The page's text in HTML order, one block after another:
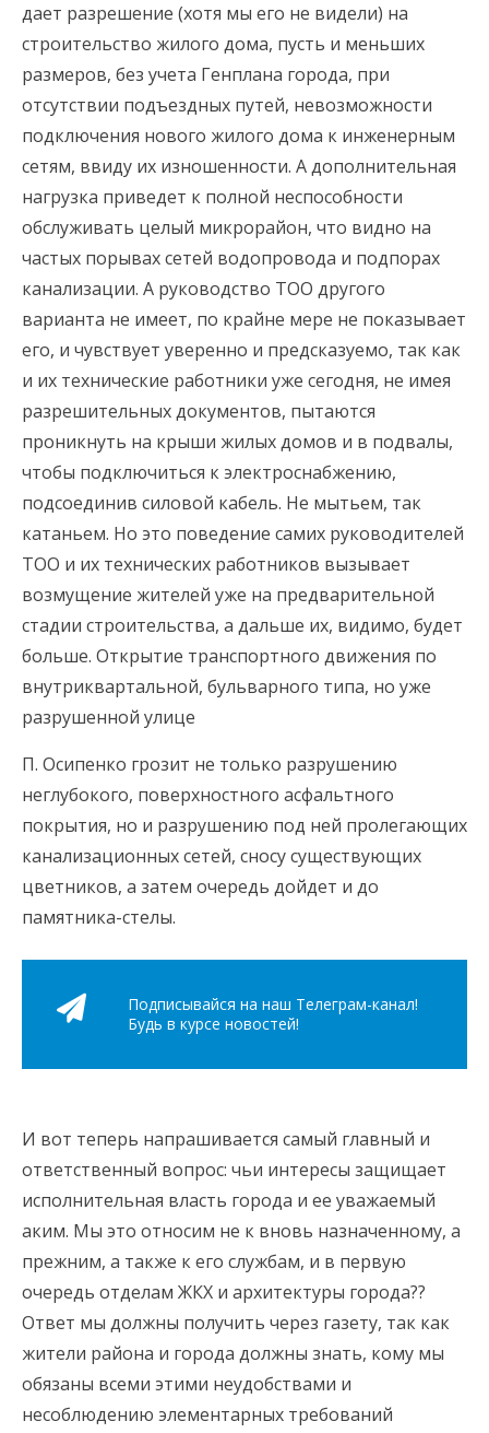
дает разрешение (хотя мы его не видели) на
строительство жилого дома, пусть и меньших
размеров, без учета Генплана города, при
отсутствии подъездных путей, невозможности
подключения нового жилого дома к инженерным
сетям, ввиду их изношенности. А дополнительная
нагрузка приведет к полной неспособности
обслуживать целый микрорайон, что видно на
частых порывах сетей водопровода и подпорах
канализации. А руководство ТОО другого
варианта не имеет, по крайне мере не показывает
его, и чувствует уверенно и предсказуемо, так как
и их технические работники уже сегодня, не имея
разрешительных документов, пытаются
проникнуть на крыши жилых домов и в подвалы,
чтобы подключиться к электроснабжению,
подсоединив силовой кабель. Не мытьем, так
катаньем. Но это поведение самих руководителей
ТОО и их технических работников вызывает
возмущение жителей уже на предварительной
стадии строительства, а дальше их, видимо, будет
больше. Открытие транспортного движения по
внутриквартальной, бульварного типа, но уже
разрушенной улице
П. Осипенко грозит не только разрушению
неглубокого, поверхностного асфальтного
покрытия, но и разрушению под ней пролегающих
канализационных сетей, сносу существующих
цветников, а затем очередь дойдет и до
памятника-стелы.
Подписывайся на наш Телеграм-канал!
Будь в курсе новостей!
И вот теперь напрашивается самый главный и
ответственный вопрос: чьи интересы защищает
исполнительная власть города и ее уважаемый
аким. Мы это относим не к вновь назначенному, а
прежним, а также к его службам, и в первую
очередь отделам ЖКХ и архитектуры города??
Ответ мы должны получить через газету, так как
жители района и города должны знать, кому мы
обязаны всеми этими неудобствами и
несоблюдению элементарных требований